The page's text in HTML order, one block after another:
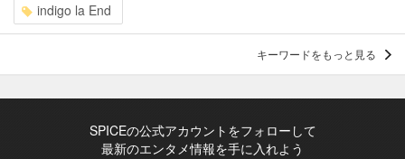
indigo la End
キーワードをもっと見る
SPICEの公式アカウントをフォローして
最新のエンタメ情報を手に入れよう